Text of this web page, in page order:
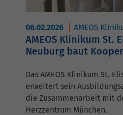
06.02.2026 AMEOS
AMEOS Klinikum St.
Neuburg baut
Das AMEOS Klinikum St.
erweitert sein
die Zusammenarbeit mit
Herzzentrum München.